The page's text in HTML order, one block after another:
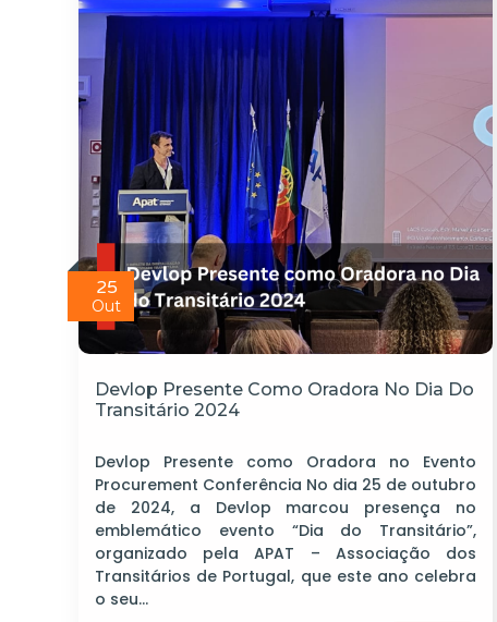
25
Out
Devlop Presente Como Oradora No Dia Do
Transitário 2024
Devlop Presente como Oradora no Evento
Procurement Conferência No dia 25 de outubro
de 2024, a Devlop marcou presença no
emblemático evento “Dia do Transitário”,
organizado pela APAT – Associação dos
Transitários de Portugal, que este ano celebra
o seu…